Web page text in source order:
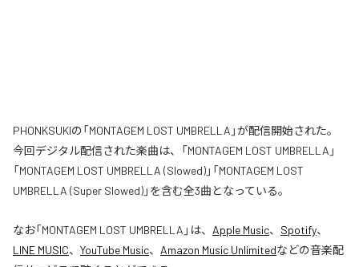
PHONKSUKIの「MONTAGEM LOST UMBRELLA」が配信開始された。
今回デジタル配信された楽曲は、「MONTAGEM LOST UMBRELLA」
「MONTAGEM LOST UMBRELLA (Slowed)」「MONTAGEM LOST
UMBRELLA (Super Slowed)」を含む全3曲となっている。
なお「MONTAGEM LOST UMBRELLA 」は、 Apple Music、 Spotify、
LINE MUSIC、 YouTube Music、 Amazon Music Unlimitedなどの音楽配